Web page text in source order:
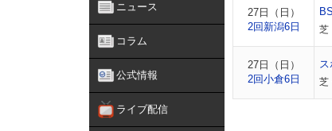
ニュース
コラム
公式情報
ライブ配信
27日（日）
2回新潟6日
芝
27日（日）
2回小倉6日
芝